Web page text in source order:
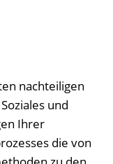
nachteiligen
und
Ihrer
die von